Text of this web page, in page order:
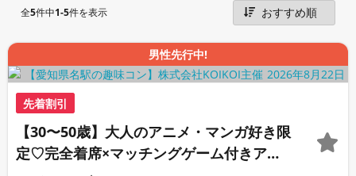
全5件中1-5件を表示
男性先行中!
先着割引
【30〜50歳】大人のアニメ・マンガ好き限
定♡完全着席×マッチングゲーム付きアニ